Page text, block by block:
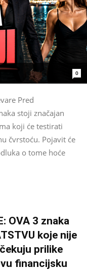
0
Pred
stoji značajan
koji će testirati
čvrstoću. Pojavit će
o tome hoće
OVA 3 znaka
koje nije
prilike
financijsku